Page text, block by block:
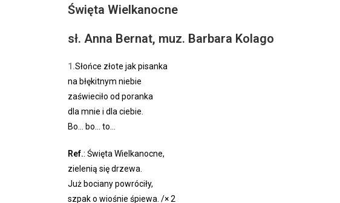
Święta Wielkanocne
sł. Anna Bernat, muz. Barbara Kolago
1.Słońce złote jak pisanka
na błękitnym niebie
zaświeciło od poranka
dla mnie i dla ciebie.
Bo… bo… to…
Ref.: Święta Wielkanocne,
zielenią się drzewa.
Już bociany powróciły,
szpak o wiośnie śpiewa. /× 2